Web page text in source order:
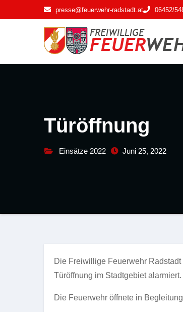
Inhalt
presse@feuerwehr-radstadt.at 06452/
Türöffnung
Einsätze 2022 Juni 25, 2022
Die Freiwillige Feuerwehr
Türöffnung im Stadtgebiet alarmiert.
Die Feuerwehr öffnete in